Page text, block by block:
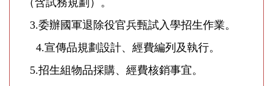
（含試務規劃）。
3.委辦國軍退除役官兵甄試入學招生作業。
4.宣傳品規劃設計、經費編列及執行。
5.招生組物品採購、經費核銷事宜。